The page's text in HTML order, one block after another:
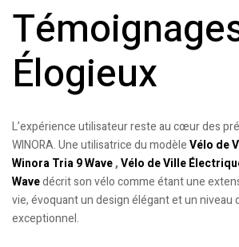
Élogieux
L’expérience utilisateur reste au cœur des
WINORA. Une utilisatrice du modèleVélo de
Winora Tria 9 Wave,Vélo de Ville
Wavedécrit son vélo comme étant une
vie, évoquant un design élégant et un niveau
exceptionnel.